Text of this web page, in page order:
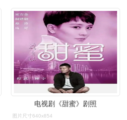
电视剧《甜蜜》剧照
图片尺寸640x854